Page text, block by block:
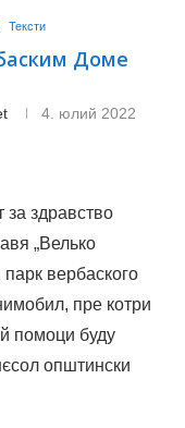
Тексти
Доме
4. юлий 2022
здравство
„Велько
вербаского
пре котри
помоци буду
општински